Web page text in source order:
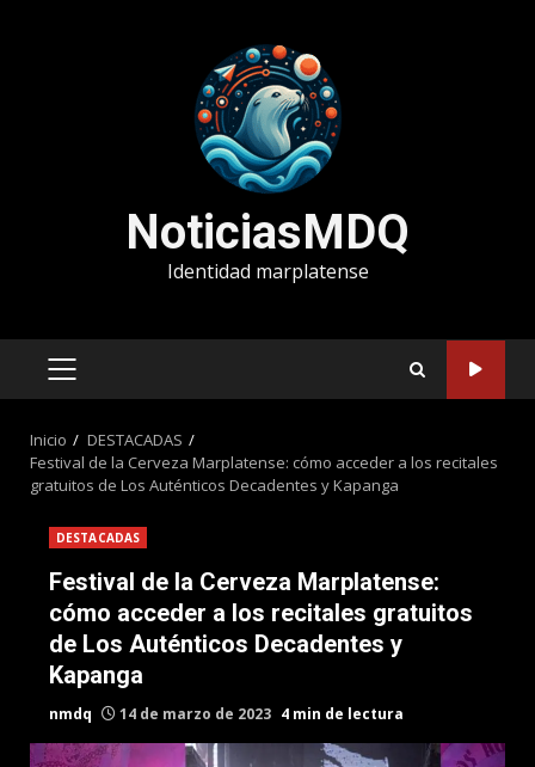
NoticiasMDQ
Identidad marplatense
MENÚ
Inicio
DESTACADAS
Festival de la Cerveza Marplatense: cómo acceder a los recitales
gratuitos de Los Auténticos Decadentes y Kapanga
DESTACADAS
Festival de la Cerveza Marplatense:
cómo acceder a los recitales gratuitos
de Los Auténticos Decadentes y
Kapanga
nmdq 14 de marzo de 2023 4 min de lectura